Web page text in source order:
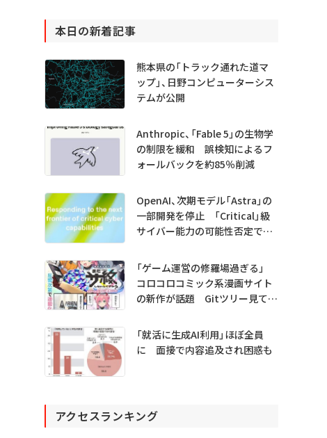
本日の新着記事
熊本県の「トラック通れた道マ
ップ」、日野コンピューターシス
テムが公開
Anthropic、「Fable 5」の生物学
の制限を緩和 誤検知によるフ
ォールバックを約85％削減
OpenAI、次期モデル「Astra」の
一部開発を停止 「Critical」級
サイバー能力の可能性否定でき
「ゲーム運営の修羅場過ぎる」
コロコロコミック系漫画サイト
の新作が話題 Gitツリー見てガ
「就活に生成AI利用」ほぼ全員
に 面接で内容追及され困惑も
アクセスランキング